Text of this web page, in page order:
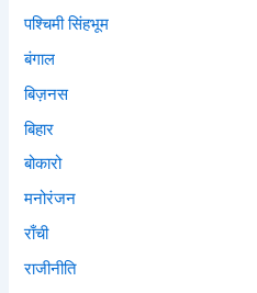
पश्चिमी सिंहभूम
बंगाल
बिज़नस
बिहार
बोकारो
मनोरंजन
राँची
राजीनीति